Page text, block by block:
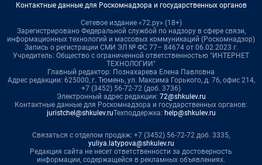
Контактные данные для Роскомнадзора и государственных органов
Сетевое издание «72.ру» (18+)
Зарегистрировано Федеральной службой по надзору в сфере связи,
информационных технологий и массовых коммуникаций (Роскомнадзор)
Запись о регистрации СМИ ЭЛ № ФС 77– 84674 от 06.02.2023 г.
Учредитель: Общество с ограниченной ответственностью "ИНТЕРНЕТ
ТЕХНОЛОГИИ"
Главный редактор: Познахарева Елена Павловна
Адрес редакции: 625000, г. Тюмень, ул. Максима Горького, д. 76, офис 214,
+7 (3452) 56-72-72 (доб. 3736)
Электронный адрес редакции: 72@shkulev.ru
Контактные данные для Роскомнадзора и государственных органов:
juristchel@shkulev.ruТехподдержка: help@shkulev.ru
Связаться с отделом продаж: +7 (3452) 56-72-72 доб. 3335,
yuliya.latypova@shkulev.ru
Редакция сайта не несет ответственности за достоверность
информации, содержащейся в рекламных объявлениях.